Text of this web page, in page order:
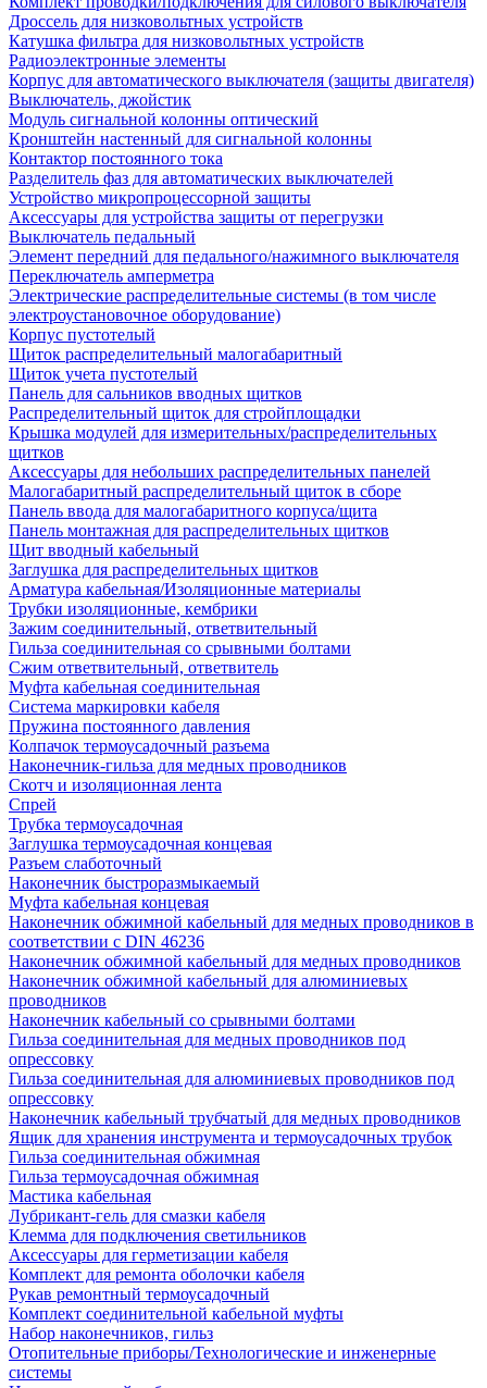
Дроссель для низковольтных устройств
Катушка фильтра для низковольтных устройств
Радиоэлектронные элементы
Корпус для автоматического выключателя (защиты двигателя)
Выключатель, джойстик
Модуль сигнальной колонны оптический
Кронштейн настенный для сигнальной колонны
Контактор постоянного тока
Разделитель фаз для автоматических выключателей
Устройство микропроцессорной защиты
Аксессуары для устройства защиты от перегрузки
Выключатель педальный
Элемент передний для педального/нажимного выключателя
Переключатель амперметра
Электрические распределительные системы (в том числе
электроустановочное оборудование)
Корпус пустотелый
Щиток распределительный малогабаритный
Щиток учета пустотелый
Панель для сальников вводных щитков
Распределительный щиток для стройплощадки
Крышка модулей для измерительных/распределительных
щитков
Аксессуары для небольших распределительных панелей
Малогабаритный распределительный щиток в сборе
Панель ввода для малогабаритного корпуса/щита
Панель монтажная для распределительных щитков
Щит вводный кабельный
Заглушка для распределительных щитков
Арматура кабельная/Изоляционные материалы
Трубки изоляционные, кембрики
Зажим соединительный, ответвительный
Гильза соединительная со срывными болтами
Сжим ответвительный, ответвитель
Муфта кабельная соединительная
Система маркировки кабеля
Пружина постоянного давления
Колпачок термоусадочный разъема
Наконечник-гильза для медных проводников
Скотч и изоляционная лента
Спрей
Трубка термоусадочная
Заглушка термоусадочная концевая
Разъем слаботочный
Наконечник быстроразмыкаемый
Муфта кабельная концевая
Наконечник обжимной кабельный для медных проводников в
соответствии с DIN 46236
Наконечник обжимной кабельный для медных проводников
Наконечник обжимной кабельный для алюминиевых
проводников
Наконечник кабельный со срывными болтами
Гильза соединительная для медных проводников под
опрессовку
Гильза соединительная для алюминиевых проводников под
опрессовку
Наконечник кабельный трубчатый для медных проводников
Ящик для хранения инструмента и термоусадочных трубок
Гильза соединительная обжимная
Гильза термоусадочная обжимная
Мастика кабельная
Лубрикант-гель для смазки кабеля
Клемма для подключения светильников
Аксессуары для герметизации кабеля
Комплект для ремонта оболочки кабеля
Рукав ремонтный термоусадочный
Комплект соединительной кабельной муфты
Набор наконечников, гильз
Отопительные приборы/Технологические и инженерные
системы